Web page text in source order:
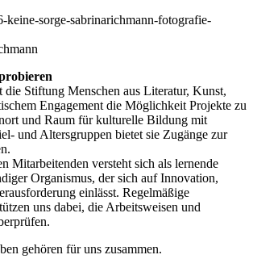
die Stiftung Menschen aus Literatur, Kunst,
Engagement die Möglichkeit Projekte zu
und Raum für kulturelle Bildung mit
und Altersgruppen bietet sie Zugänge zur
Mitarbeitenden versteht sich als lernende
Organismus, der sich auf Innovation,
einlässt. Regelmäßige
uns dabei, die Arbeitsweisen und
gehören für uns zusammen.